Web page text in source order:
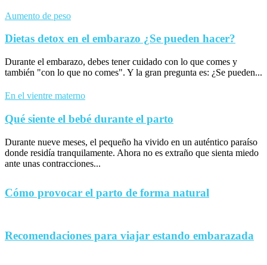
Aumento de peso
Dietas detox en el embarazo ¿Se pueden hacer?
Durante el embarazo, debes tener cuidado con lo que comes y
también "con lo que no comes". Y la gran pregunta es: ¿Se pueden...
En el vientre materno
Qué siente el bebé durante el parto
Durante nueve meses, el pequeño ha vivido en un auténtico paraíso
donde residía tranquilamente. Ahora no es extraño que sienta miedo
ante unas contracciones...
Cómo provocar el parto de forma natural
Recomendaciones para viajar estando embarazada